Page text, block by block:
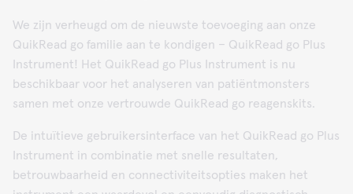
We zijn verheugd om de nieuwste toevoeging aan onze
QuikRead go familie aan te kondigen – QuikRead go Plus
Instrument! Het QuikRead go Plus Instrument is nu
beschikbaar voor het analyseren van patiëntmonsters
samen met onze vertrouwde QuikRead go reagenskits.
De intuïtieve gebruikersinterface van het QuikRead go Plus
Instrument in combinatie met snelle resultaten,
betrouwbaarheid en connectiviteitsopties maken het